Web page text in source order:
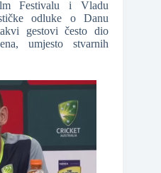
Festivalu i Vladu
odluke o Danu
gestovi često dio
umjesto stvarnih